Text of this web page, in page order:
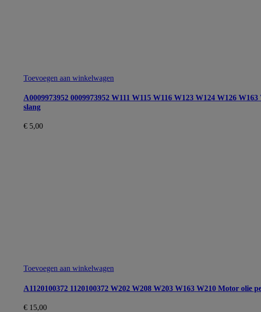
Toevoegen aan winkelwagen
A0009973952 0009973952 W111 W115 W116 W123 W124 W126
slang
€ 5,00
Toevoegen aan winkelwagen
A1120100372 1120100372 W202 W208 W203 W163 W210 Motor olie
€ 15,00